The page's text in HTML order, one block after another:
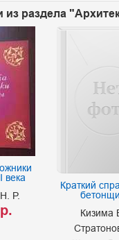
из раздела
века
Р.
Краткий
Кизима